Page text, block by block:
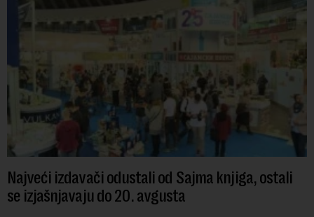
Najveći izdavači odustali od Sajma knjiga, ostali
se izjašnjavaju do 20. avgusta